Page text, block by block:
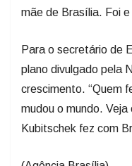
mãe de Brasília. Foi
Para o secretário de
plano divulgado pela
crescimento. “Quem
mudou o mundo.
Kubitschek fez com